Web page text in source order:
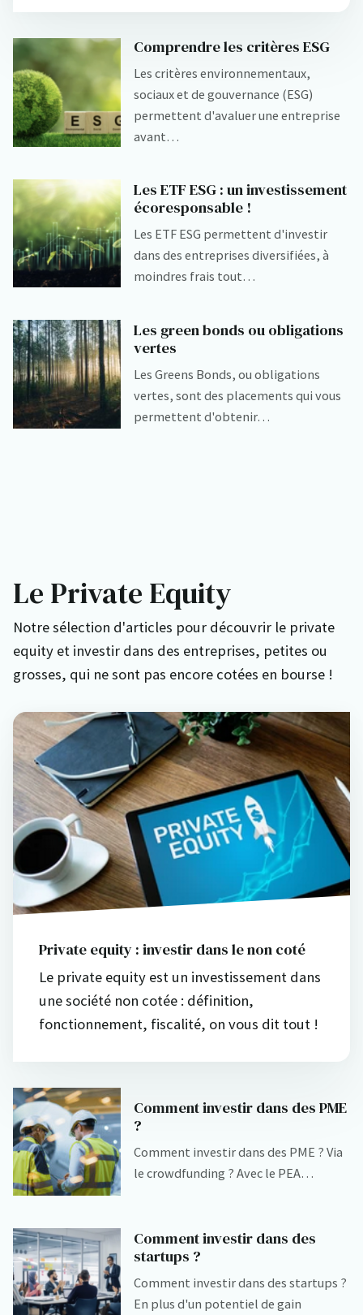
Comprendre les critères ESG
Les critères environnementaux,
sociaux et de gouvernance (ESG)
permettent d'avaluer une entreprise
avant…
Les ETF ESG : un investissement
écoresponsable !
Les ETF ESG permettent d'investir
dans des entreprises diversifiées, à
moindres frais tout…
Les green bonds ou obligations
vertes
Les Greens Bonds, ou obligations
vertes, sont des placements qui vous
permettent d'obtenir…
Le Private Equity
Notre sélection d'articles pour découvrir le private
equity et investir dans des entreprises, petites ou
grosses, qui ne sont pas encore cotées en bourse !
Private equity : investir dans le non coté
Le private equity est un investissement dans
une société non cotée : définition,
fonctionnement, fiscalité, on vous dit tout !
Comment investir dans des PME
?
Comment investir dans des PME ? Via
le crowdfunding ? Avec le PEA…
Comment investir dans des
startups ?
Comment investir dans des startups ?
En plus d'un potentiel de gain